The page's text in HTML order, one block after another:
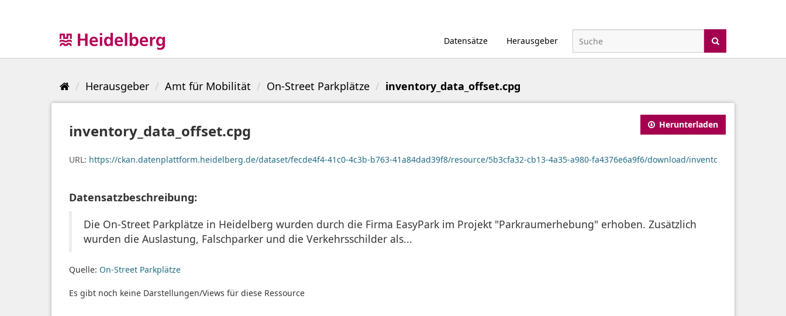
Datensätze
Herausgeber
Herausgeber Amt für Mobilität On-Street Parkplätze inventory_data_offset.cpg
Herunterladen
inventory_data_offset.cpg
URL: https://ckan.datenplattform.heidelberg.de/dataset/fecde4f4-41c0-4c3b-b763-41a84dad39f8/resource/5b3cfa32-cb13-4a35-a980-fa4376e6a9f6/download/
Datensatzbeschreibung:
Die On-Street Parkplätze in Heidelberg wurden durch die Firma EasyPark im Projekt "Parkraumerhebung" erhoben. Zusätzlich
wurden die Auslastung, Falschparker und die Verkehrsschilder als...
Quelle: On-Street Parkplätze
Es gibt noch keine Darstellungen/Views für diese Ressource